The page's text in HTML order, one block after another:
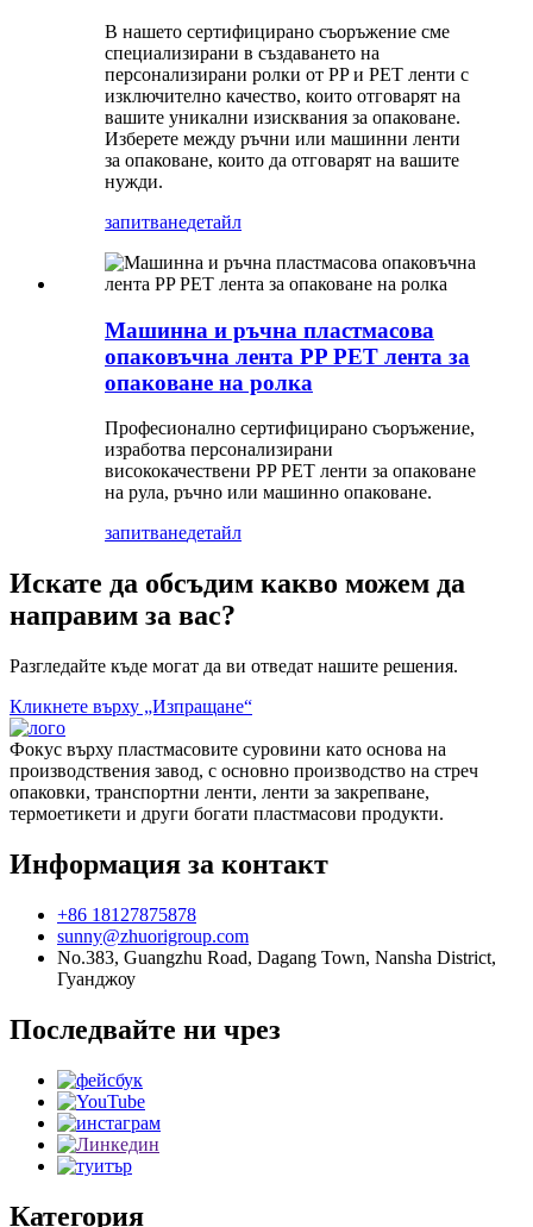
В нашето сертифицирано съоръжение сме
специализирани в създаването на
персонализирани ролки от PP и PET ленти с
изключително качество, които отговарят на
вашите уникални изисквания за опаковане.
Изберете между ръчни или машинни ленти
за опаковане, които да отговарят на вашите
нужди.
запитванедетайл
Машинна и ръчна пластмасова
опаковъчна лента PP PET лента за
опаковане на ролка
Професионално сертифицирано съоръжение,
изработва персонализирани
висококачествени PP PET ленти за опаковане
на рула, ръчно или машинно опаковане.
запитванедетайл
Искате да обсъдим какво можем да
направим за вас?
Разгледайте къде могат да ви отведат нашите решения.
Кликнете върху „Изпращане“
Фокус върху пластмасовите суровини като основа на
производствения завод, с основно производство на стреч
опаковки, транспортни ленти, ленти за закрепване,
термоетикети и други богати пластмасови продукти.
Информация за контакт
+86 18127875878
sunny@zhuorigroup.com
No.383, Guangzhu Road, Dagang Town, Nansha District,
Гуанджоу
Последвайте ни чрез
Категория